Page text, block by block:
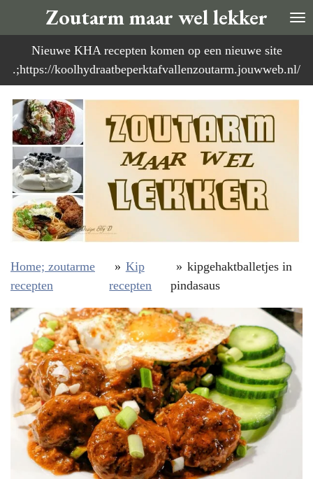
direct
naar
de
Zoutarm maar wel lekker
Nieuwe KHA recepten komen op een nieuwe site
.;https://koolhydraatbeperktafvallenzoutarm.jouwweb.nl/
Home; zoutarme
recepten
» Kip
recepten
» kipgehaktballetjes in
pindasaus